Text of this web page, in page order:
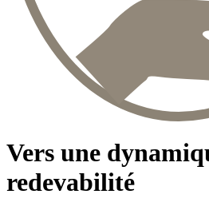
Vers une
redevabilité